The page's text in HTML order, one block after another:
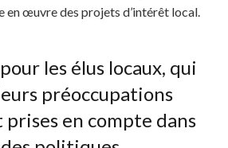
en œuvre des projets d’intérêt local.
les élus locaux, qui
préoccupations
en compte dans